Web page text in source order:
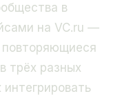
в
на VC.ru —
трёх разных